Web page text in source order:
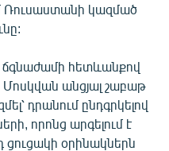
Ռուսաստանի կազմած
հետևանքով
Մոսկվան անցյալ շաբաթ
դրանում ընդգրկելով
որոնց արգելում է
օրինակներն